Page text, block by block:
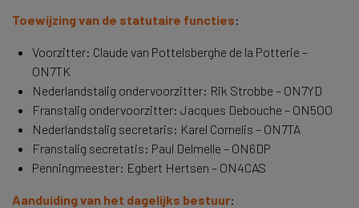
Toewijzing van de statutaire functies:
Voorzitter: Claude van Pottelsberghe de la Potterie –
ON7TK
Nederlandstalig ondervoorzitter: Rik Strobbe – ON7YD
Franstalig ondervoorzitter: Jacques Debouche – ON5OO
Nederlandstalig secretaris: Karel Cornelis – ON7TA
Franstalig secretatis: Paul Delmelle – ON6DP
Penningmeester: Egbert Hertsen – ON4CAS
Aanduiding van het dagelijks bestuur: